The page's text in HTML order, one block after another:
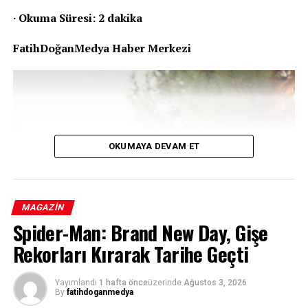
· Okuma Süresi: 2 dakika
FatihDoğanMedya Haber Merkezi
OKUMAYA DEVAM ET
MAGAZIN
Spider-Man: Brand New Day, Gişe
Rekorları Kırarak Tarihe Geçti
Yayımlandı 1 hafta önceüzerinde Ağustos 3, 2026
By fatihdoganmedya